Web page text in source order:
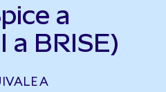
a
a BRISE)
A